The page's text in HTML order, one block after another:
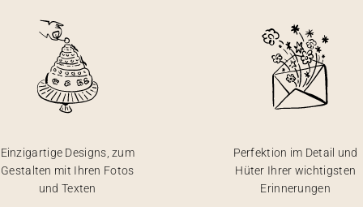
Einzigartige Designs, zum
Gestalten mit Ihren Fotos
und Texten
Perfektion im Detail und
Hüter Ihrer wichtigsten
Erinnerungen